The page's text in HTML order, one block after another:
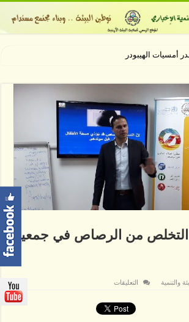
أمسيات الهيبودروم في مهر
من الرصاص في جمعية
والتنمية التعليقات
التخلص
من